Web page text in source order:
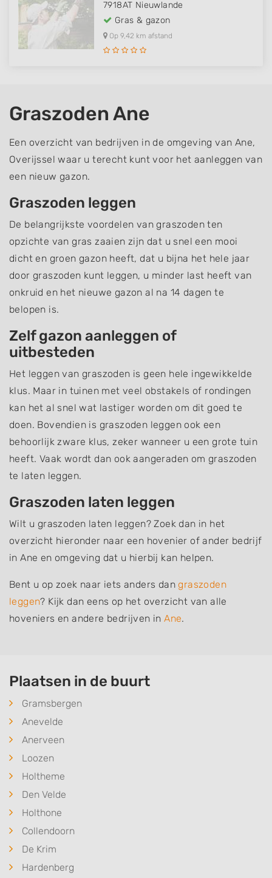
7918AT Nieuwlande
Gras & gazon
Op 9,42 km afstand
Graszoden Ane
Een overzicht van bedrijven in de omgeving van Ane,
Overijssel waar u terecht kunt voor het aanleggen van
een nieuw gazon.
Graszoden leggen
De belangrijkste voordelen van graszoden ten
opzichte van gras zaaien zijn dat u snel een mooi
dicht en groen gazon heeft, dat u bijna het hele jaar
door graszoden kunt leggen, u minder last heeft van
onkruid en het nieuwe gazon al na 14 dagen te
belopen is.
Zelf gazon aanleggen of
uitbesteden
Het leggen van graszoden is geen hele ingewikkelde
klus. Maar in tuinen met veel obstakels of rondingen
kan het al snel wat lastiger worden om dit goed te
doen. Bovendien is graszoden leggen ook een
behoorlijk zware klus, zeker wanneer u een grote tuin
heeft. Vaak wordt dan ook aangeraden om graszoden
te laten leggen.
Graszoden laten leggen
Wilt u graszoden laten leggen? Zoek dan in het
overzicht hieronder naar een hovenier of ander bedrijf
in Ane en omgeving dat u hierbij kan helpen.
Bent u op zoek naar iets anders dangraszoden
leggen? Kijk dan eens op het overzicht van alle
hoveniers en andere bedrijven inAne.
Plaatsen in de buurt
Gramsbergen
Anevelde
Anerveen
Loozen
Holtheme
Den Velde
Holthone
Collendoorn
De Krim
Hardenberg